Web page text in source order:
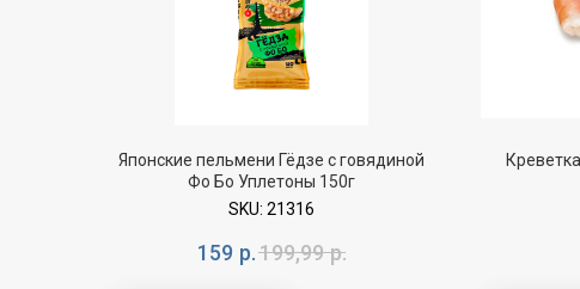
Японские пельмени Гёдзе с говядиной
Фо Бо Уплетоны 150г
SKU: 21316
159 р.199,99 р.